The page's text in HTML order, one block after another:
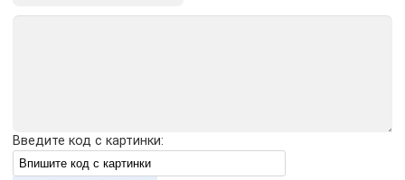
Введите код с картинки: